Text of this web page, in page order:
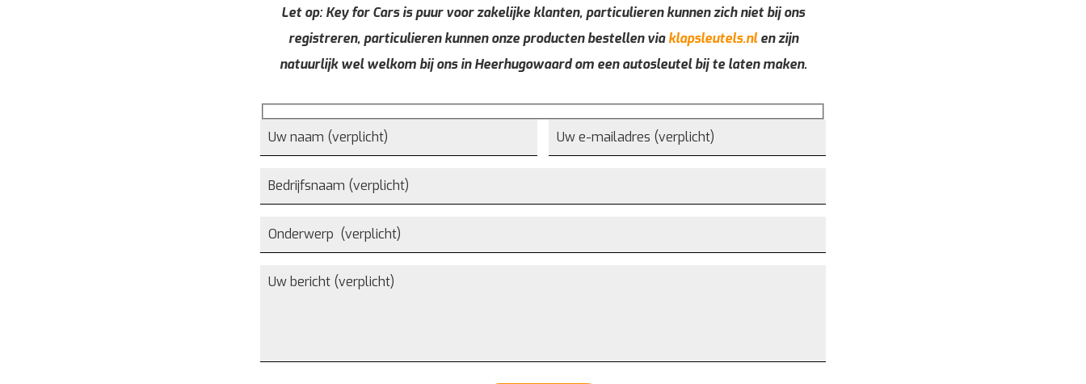
Let op: Key for Cars is puur voor zakelijke klanten, particulieren kunnen zich niet bij ons
registreren, particulieren kunnen onze producten bestellen viaklapsleutels.nlen zijn
natuurlijk wel welkom bij ons in Heerhugowaard om een autosleutel bij te laten maken.